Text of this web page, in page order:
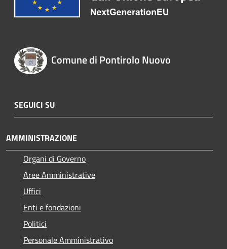
Comune di Pontirolo Nuovo
SEGUICI SU
AMMINISTRAZIONE
Organi di Governo
Aree Amministrative
Uffici
Enti e fondazioni
Politici
Personale Amministrativo